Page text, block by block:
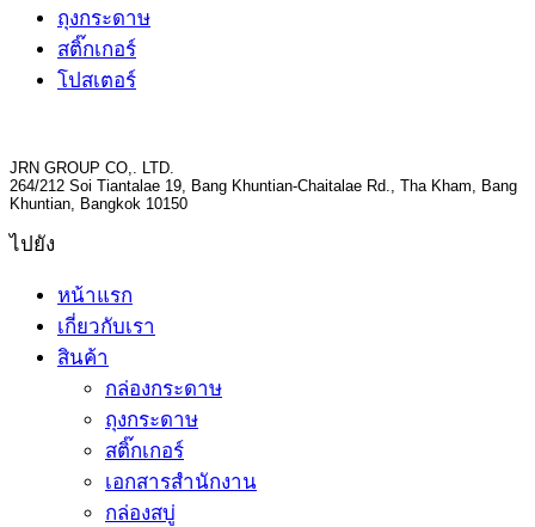
ถุงกระดาษ
สติ๊กเกอร์
โปสเตอร์
JRN GROUP CO,. LTD.
264/212 Soi Tiantalae 19, Bang Khuntian-Chaitalae Rd., Tha Kham, Bang
Khuntian, Bangkok 10150
ไปยัง
หน้าแรก
เกี่ยวกับเรา
สินค้า
กล่องกระดาษ
ถุงกระดาษ
สติ๊กเกอร์
เอกสารสำนักงาน
กล่องสบู่